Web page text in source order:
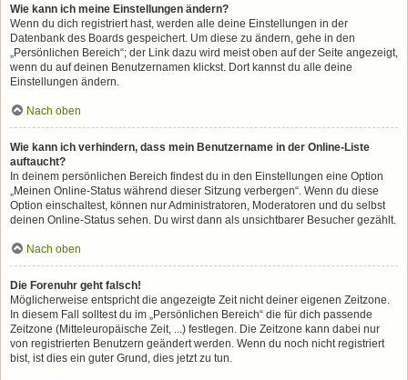
Wie kann ich meine Einstellungen ändern?
Wenn du dich registriert hast, werden alle deine Einstellungen in der
Datenbank des Boards gespeichert. Um diese zu ändern, gehe in den
„Persönlichen Bereich“; der Link dazu wird meist oben auf der Seite angezeigt,
wenn du auf deinen Benutzernamen klickst. Dort kannst du alle deine
Einstellungen ändern.
Nach oben
Wie kann ich verhindern, dass mein Benutzername in der Online-Liste
auftaucht?
In deinem persönlichen Bereich findest du in den Einstellungen eine Option
„Meinen Online-Status während dieser Sitzung verbergen“. Wenn du diese
Option einschaltest, können nur Administratoren, Moderatoren und du selbst
deinen Online-Status sehen. Du wirst dann als unsichtbarer Besucher gezählt.
Nach oben
Die Forenuhr geht falsch!
Möglicherweise entspricht die angezeigte Zeit nicht deiner eigenen Zeitzone.
In diesem Fall solltest du im „Persönlichen Bereich“ die für dich passende
Zeitzone (Mitteleuropäische Zeit, ...) festlegen. Die Zeitzone kann dabei nur
von registrierten Benutzern geändert werden. Wenn du noch nicht registriert
bist, ist dies ein guter Grund, dies jetzt zu tun.